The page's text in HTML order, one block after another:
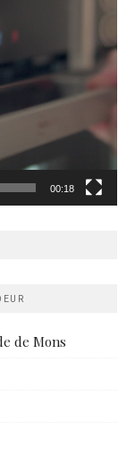
00:18
de Mons